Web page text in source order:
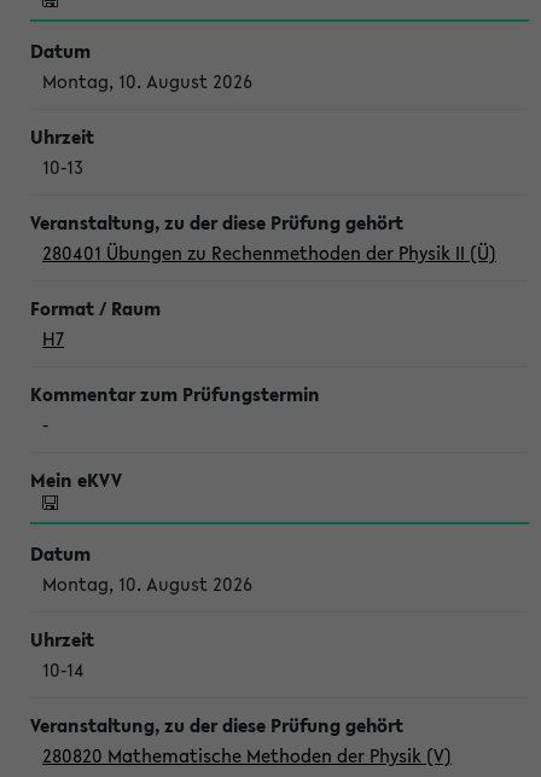
Montag, 10. August 2026
10-13
280401 Übungen zu Rechenmethoden der Physik II (Ü)
H7
-
Montag, 10. August 2026
10-14
280820 Mathematische Methoden der Physik (V)